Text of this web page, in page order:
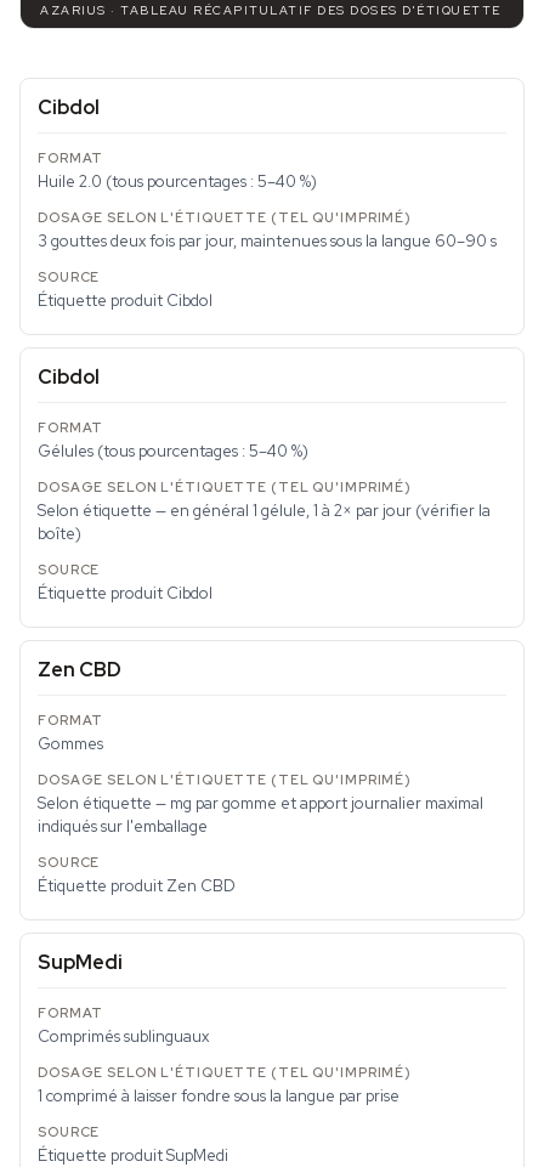
AZARIUS · TABLEAU RÉCAPITULATIF DES DOSES D'ÉTIQUETTE
Cibdol
Huile 2.0 (tous pourcentages : 5–40 %)
3 gouttes deux fois par jour, maintenues sous la langue 60–90 s
Étiquette produit Cibdol
Cibdol
Gélules (tous pourcentages : 5–40 %)
Selon étiquette — en général 1 gélule, 1 à 2× par jour (vérifier la
boîte)
Étiquette produit Cibdol
Zen CBD
Gommes
Selon étiquette — mg par gomme et apport journalier maximal
indiqués sur l'emballage
Étiquette produit Zen CBD
SupMedi
Comprimés sublinguaux
1 comprimé à laisser fondre sous la langue par prise
Étiquette produit SupMedi